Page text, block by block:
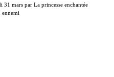
31 mars par La princesse enchantée
ennemi